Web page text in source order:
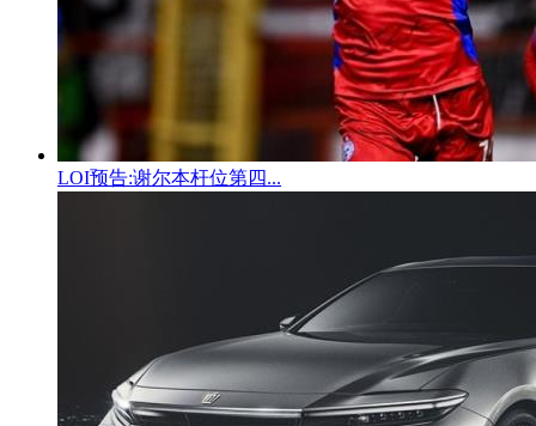
LOI预告:谢尔本杆位第四...